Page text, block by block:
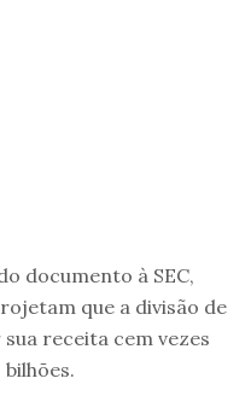
documento à SEC,
que a divisão de
receita cem vezes
bilhões.